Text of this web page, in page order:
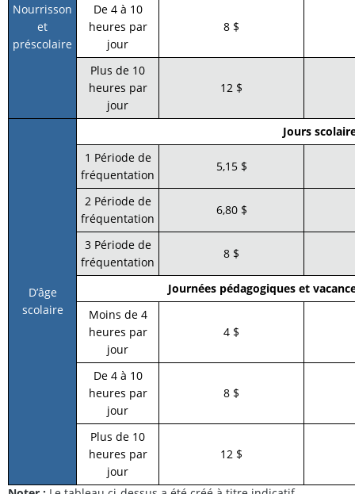
Nourrisson
et
préscolaire
De 4 à 10
heures par
jour
8 $
Plus de 10
heures par
jour
12 $
D’âge
scolaire
Jours
1 Période de
fréquentation
5,15 $
2 Période de
fréquentation
6,80 $
3 Période de
fréquentation
8 $
Journées pédagogiques et
Moins de 4
heures par
jour
4 $
De 4 à 10
heures par
jour
8 $
Plus de 10
heures par
jour
12 $